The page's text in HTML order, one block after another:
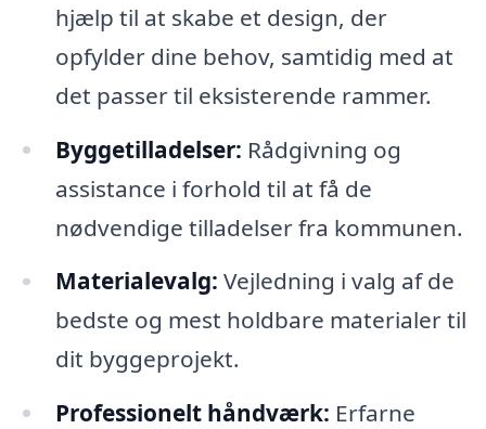
hjælp til at skabe et design, der
opfylder dine behov, samtidig med at
det passer til eksisterende rammer.
Byggetilladelser: Rådgivning og
assistance i forhold til at få de
nødvendige tilladelser fra kommunen.
Materialevalg: Vejledning i valg af de
bedste og mest holdbare materialer til
dit byggeprojekt.
Professionelt håndværk: Erfarne